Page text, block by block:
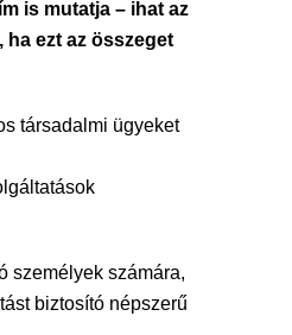
is mutatja – ihat az
ezt az összeget
társadalmi ügyeket
személyek számára,
biztosító népszerű